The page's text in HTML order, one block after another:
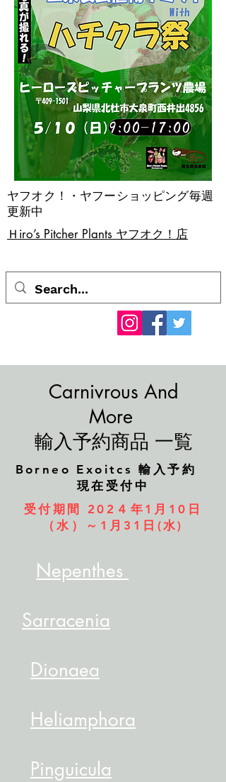
​Ｈiro’s Pitcher Plants ヤフオク！店
ヤフオク！・ヤフーショッピング毎週
更新中
Carnivrous And
More
​輸入予約商品 一覧
​Borneo Exoitcs 輸入予約
現在受付中
受付期間 202４年1月10日
（水）～1月31日(水)
Nepenthes
Sarracenia
Dionaea
Heliamphora
Pinguicula